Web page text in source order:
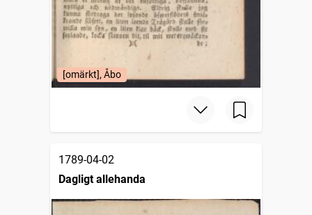
[omärkt], Åbo
1789-04-02
Dagligt allehanda